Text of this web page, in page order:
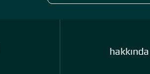
hakkında